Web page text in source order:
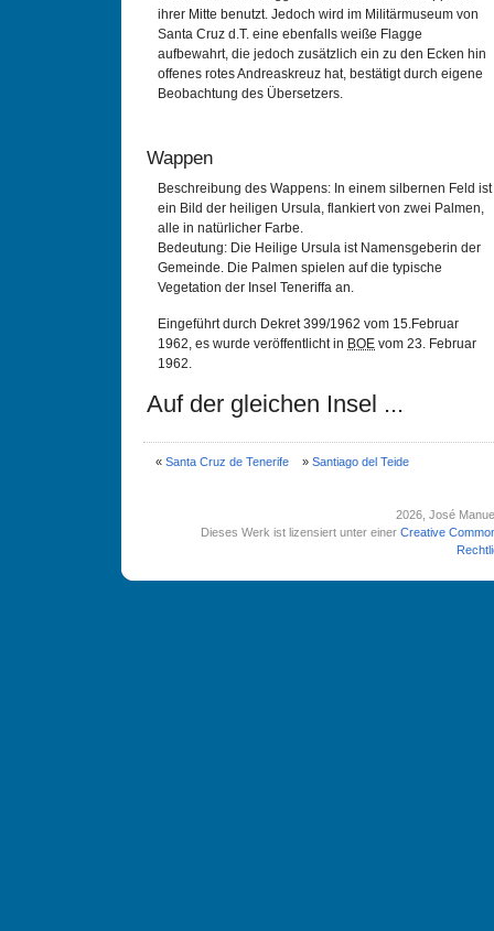
ihrer Mitte benutzt. Jedoch wird im Militärmuseum von
Santa Cruz d.T. eine ebenfalls weiße Flagge
aufbewahrt, die jedoch zusätzlich ein zu den Ecken hin
offenes rotes Andreaskreuz hat, bestätigt durch eigene
Beobachtung des Übersetzers.
Wappen
Beschreibung des Wappens: In einem silbernen Feld ist
ein Bild der heiligen Ursula, flankiert von zwei Palmen,
alle in natürlicher Farbe.
Bedeutung: Die Heilige Ursula ist Namensgeberin der
Gemeinde. Die Palmen spielen auf die typische
Vegetation der Insel Teneriffa an.
Eingeführt durch Dekret 399/1962 vom 15.Februar
1962, es wurde veröffentlicht in BOE vom 23. Februar
1962.
Auf der gleichen Insel ...
« Santa Cruz de Tenerife» Santiago del Teide
2026 , José
Dieses Werk ist lizensiert unter einer Creative